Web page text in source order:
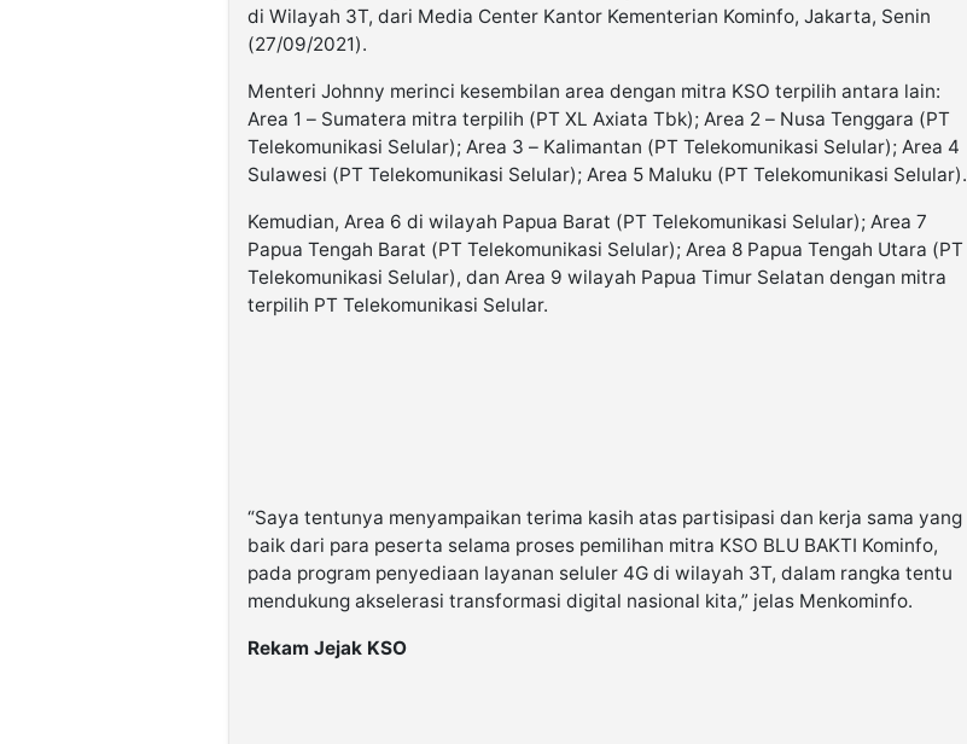
di Wilayah 3T, dari Media Center Kantor Kementerian Kominfo, Jakarta, Senin
(27/09/2021).
Menteri Johnny merinci kesembilan area dengan mitra KSO terpilih antara lain:
Area 1 – Sumatera mitra terpilih (PT XL Axiata Tbk); Area 2 – Nusa Tenggara (PT
Telekomunikasi Selular); Area 3 – Kalimantan (PT Telekomunikasi Selular); Area 4
Sulawesi (PT Telekomunikasi Selular); Area 5 Maluku (PT Telekomunikasi Selular).
Kemudian, Area 6 di wilayah Papua Barat (PT Telekomunikasi Selular); Area 7
Papua Tengah Barat (PT Telekomunikasi Selular); Area 8 Papua Tengah Utara (PT
Telekomunikasi Selular), dan Area 9 wilayah Papua Timur Selatan dengan mitra
terpilih PT Telekomunikasi Selular.
“Saya tentunya menyampaikan terima kasih atas partisipasi dan kerja sama yang
baik dari para peserta selama proses pemilihan mitra KSO BLU BAKTI Kominfo,
pada program penyediaan layanan seluler 4G di wilayah 3T, dalam rangka tentu
mendukung akselerasi transformasi digital nasional kita,” jelas Menkominfo.
Rekam Jejak KSO